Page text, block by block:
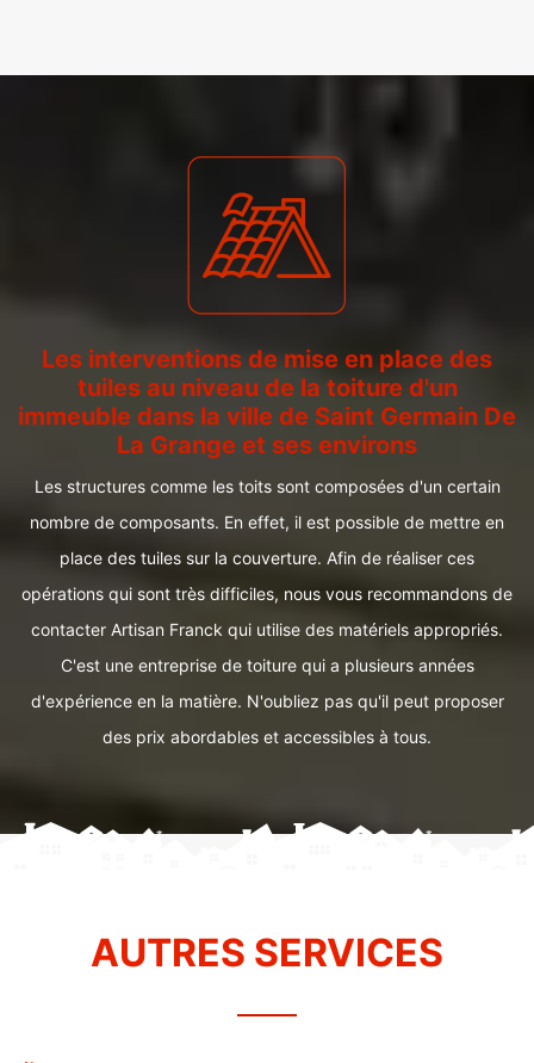
Les interventions de mise en place des
tuiles au niveau de la toiture d'un
immeuble dans la ville de Saint Germain De
La Grange et ses environs
Les structures comme les toits sont composées d'un certain
nombre de composants. En effet, il est possible de mettre en
place des tuiles sur la couverture. Afin de réaliser ces
opérations qui sont très difficiles, nous vous recommandons de
contacter Artisan Franck qui utilise des matériels appropriés.
C'est une entreprise de toiture qui a plusieurs années
d'expérience en la matière. N'oubliez pas qu'il peut proposer
des prix abordables et accessibles à tous.
AUTRES SERVICES